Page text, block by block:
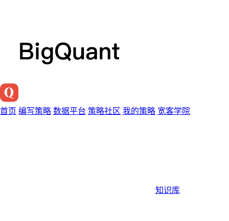
首页 编写策略 数据平台 策略社区 我的策略 宽客学院
知识库